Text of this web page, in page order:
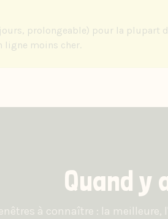
prolongeable) pour la plupart
ligne moins cher.
Quand y
à connaître : la meilleure,